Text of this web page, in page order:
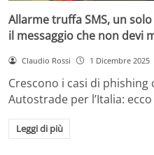
Allarme truffa SMS, un
il messaggio che non devi
Claudio Rossi 1 Dicembre 2025
Crescono i casi di
Autostrade per l’Italia:
Leggi di più